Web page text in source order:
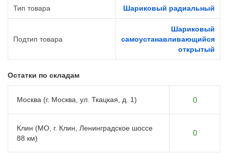
Тип товара Шариковый радиальный
Подтип товара
Шариковый
самоустанавливающийся
открытый
Остатки по складам
Москва (г. Москва, ул. Ткацкая, д. 1) 0
Клин (МО, г. Клин, Ленинградское шоссе
88 км)
0